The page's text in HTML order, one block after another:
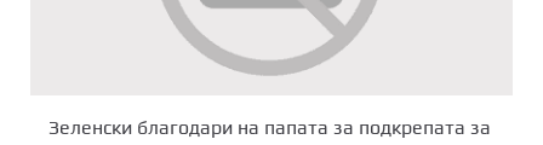
Зеленски благодари на папата за подкрепата за